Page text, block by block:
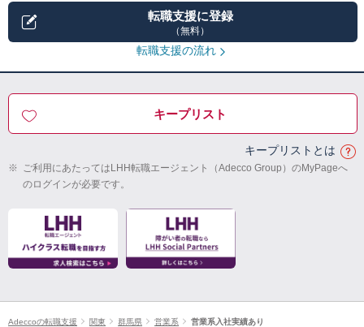
転職支援に登録
（無料）
転職支援の流れ
キープリスト
キープリストとは
※ ご利用にあたってはLHH転職エージェント（Adecco Group）のMyPageへ
のログインが必要です。
Adeccoの転職支援 関東 群馬県 営業系 営業系入社実績あり